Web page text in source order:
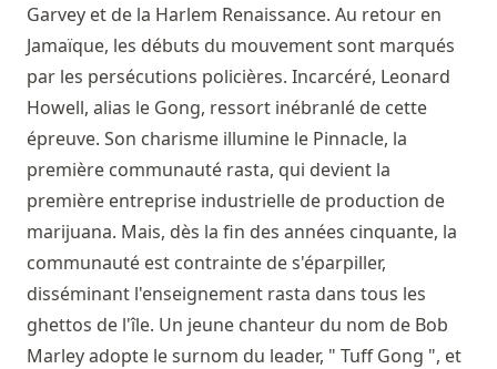
Garvey et de la Harlem Renaissance. Au retour en
Jamaïque, les débuts du mouvement sont marqués
par les persécutions policières. Incarcéré, Leonard
Howell, alias le Gong, ressort inébranlé de cette
épreuve. Son charisme illumine le Pinnacle, la
première communauté rasta, qui devient la
première entreprise industrielle de production de
marijuana. Mais, dès la fin des années cinquante, la
communauté est contrainte de s'éparpiller,
disséminant l'enseignement rasta dans tous les
ghettos de l'île. Un jeune chanteur du nom de Bob
Marley adopte le surnom du leader, " Tuff Gong ", et